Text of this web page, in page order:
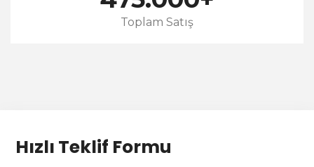
Toplam Satış
Hızlı Teklif Formu